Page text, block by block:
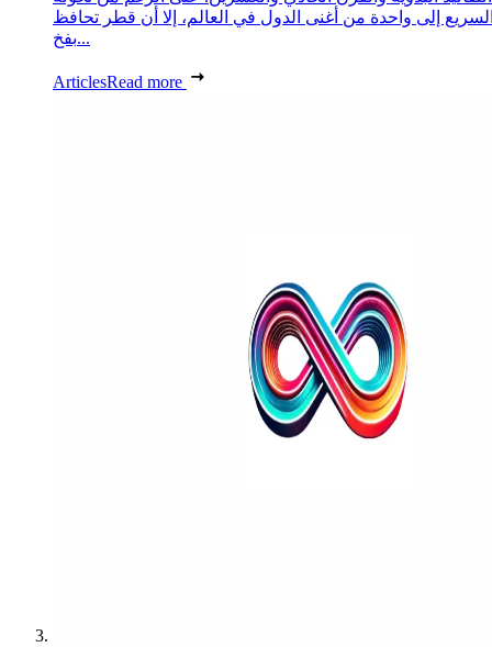
إلى واحدة من أغنى الدول في العالم، إلا أن قطر تحافظ
بفخ...
ArticlesRead more